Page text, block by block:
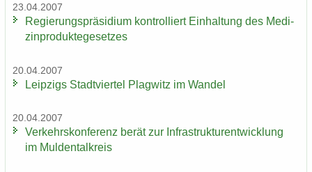
23.04.2007
Re­gie­rungs­prä­si­di­um kon­trol­liert Ein­hal­tung des Me­di­
zin­pro­duk­te­ge­set­zes
20.04.2007
Leip­zigs Stadt­vier­tel Plag­witz im Wan­del
20.04.2007
Ver­kehrs­kon­fe­renz berät zur In­fra­struk­tur­ent­wick­lung
im Mul­den­tal­kreis